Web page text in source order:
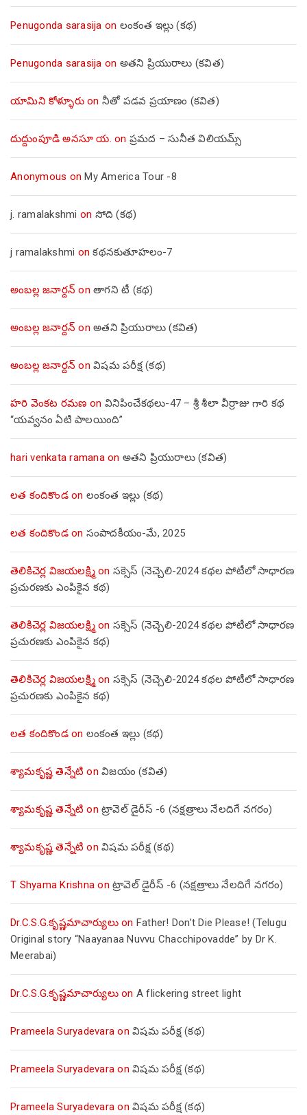
Penugonda sarasija on లంకంత ఇల్లు (కథ)
Penugonda sarasija on అతని ప్రియురాలు (కవిత)
యామిని కోళ్ళూరుon నీతో పడవ ప్రయాణం (కవిత)
దుద్దుంపూడి అనసూ య. on ప్రమద – సునీత విలియమ్స్
Anonymous on My America Tour -8
j. ramalakshmi on సోది (కథ)
j ramalakshmi onకథనకుతూహలం-7
అంబల్ల జనార్దన్ on తాగని టీ (కథ)
అంబల్ల జనార్దన్ on అతని ప్రియురాలు (కవిత)
అంబల్ల జనార్దన్ on విషమ పరీక్ష (క‌థ‌)
హరి వెంకట రమణ on వినిపించేకథలు-47 – శ్రీ శీలా వీర్రాజు గారి కథ
“యవ్వనం ఏటి పాలయింది”
hari venkata ramanaon అతని ప్రియురాలు (కవిత)
లత కందికొండon లంకంత ఇల్లు (కథ)
లత కందికొండon సంపాదకీయం-మే, 2025
తెలికిచెర్ల విజయలక్ష్మిon సక్సెస్ (నెచ్చెలి-2024 కథల పోటీలో సాధారణ
ప్రచురణకు ఎంపికైన కథ)
తెలికిచెర్ల విజయలక్ష్మిon సక్సెస్ (నెచ్చెలి-2024 కథల పోటీలో సాధారణ
ప్రచురణకు ఎంపికైన కథ)
తెలికిచెర్ల విజయలక్ష్మిon సక్సెస్ (నెచ్చెలి-2024 కథల పోటీలో సాధారణ
ప్రచురణకు ఎంపికైన కథ)
లత కందికొండon లంకంత ఇల్లు (కథ)
శ్యామకృష్ణ తెన్నేటి on విజయం (కవిత)
శ్యామకృష్ణ తెన్నేటి on ట్రావెల్ డైరీస్ -6 (నక్షత్రాలు నేలదిగే నగరం)
శ్యామకృష్ణ తెన్నేటి on విషమ పరీక్ష (క‌థ‌)
T Shyama Krishna on ట్రావెల్ డైరీస్ -6 (నక్షత్రాలు నేలదిగే నగరం)
Dr.C.S.G.కృష్ణమాచార్యులుon Father! Don’t Die Please! (Telugu
Original story “Naayanaa Nuvvu Chacchipovadde” by Dr K.
Meerabai)
Dr.C.S.G.కృష్ణమాచార్యులుon A flickering street light
Prameela Suryadevara on విషమ పరీక్ష (క‌థ‌)
Prameela Suryadevara on విషమ పరీక్ష (క‌థ‌)
Prameela Suryadevara on విషమ పరీక్ష (క‌థ‌)